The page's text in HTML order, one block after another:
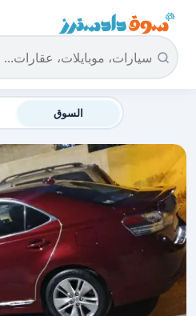
سوق دادسترز الرئيسية
السوق